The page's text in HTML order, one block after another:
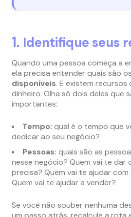
1. Identifique seus
Quando uma pessoa começa a
ela precisa entender quais são os
disponíveis. E existem recursos
dinheiro. Olha só dois deles que
importantes:
Tempo: qual é o tempo que
dedicar ao seu negócio?
Pessoas: quais são as
nesse negócio? Quem vai te dar
precisa? Quem vai te ajudar
Quem vai te ajudar a vender?
Se você não souber nenhuma